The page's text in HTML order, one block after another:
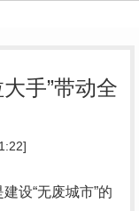
手”带动全
设“无废城市”的